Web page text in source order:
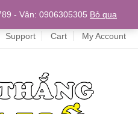
Support Cart My Account
- Vân: 0906305305 Bỏ qua